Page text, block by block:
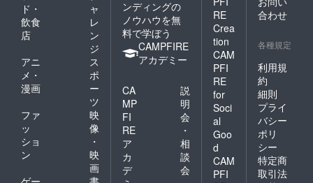
ド・
飲食
店
ャ
レ
ン
ジ
アニ
メ・
漫画
ス
ポ
ー
ツ
ファ
ッ
ショ
ン
映
像
・
映
画
ンディングの
ノウハウを無
料で学ぼう
CAMPFIRE
アカデミー
CA
MP
FI
RE
ア
カ
デ
説
明
会
・
相
談
会
RE
Crea
tion
CAM
PFI
RE
for
Soci
al
Goo
d
CAM
PFI
合わせ
各種規定
利用規
約
細則
プライ
バシー
ポリ
シー
特定商
取引法